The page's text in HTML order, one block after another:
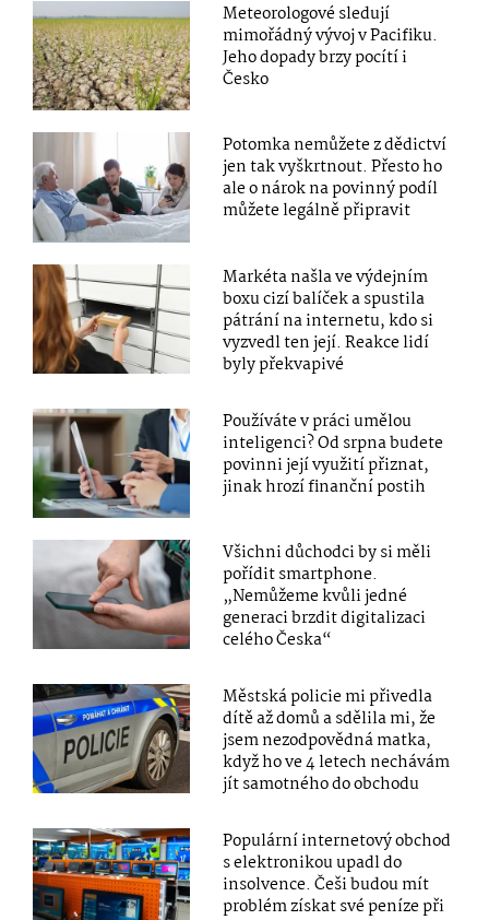
Meteorologové sledují
mimořádný vývoj v Pacifiku.
Jeho dopady brzy pocítí i
Česko
Potomka nemůžete z dědictví
jen tak vyškrtnout. Přesto ho
ale o nárok na povinný podíl
můžete legálně připravit
Markéta našla ve výdejním
boxu cizí balíček a spustila
pátrání na internetu, kdo si
vyzvedl ten její. Reakce lidí
byly překvapivé
Používáte v práci umělou
inteligenci? Od srpna budete
povinni její využití přiznat,
jinak hrozí finanční postih
Všichni důchodci by si měli
pořídit smartphone.
„Nemůžeme kvůli jedné
generaci brzdit digitalizaci
celého Česka“
Městská policie mi přivedla
dítě až domů a sdělila mi, že
jsem nezodpovědná matka,
když ho ve 4 letech nechávám
jít samotného do obchodu
Populární internetový obchod
s elektronikou upadl do
insolvence. Češi budou mít
problém získat své peníze při